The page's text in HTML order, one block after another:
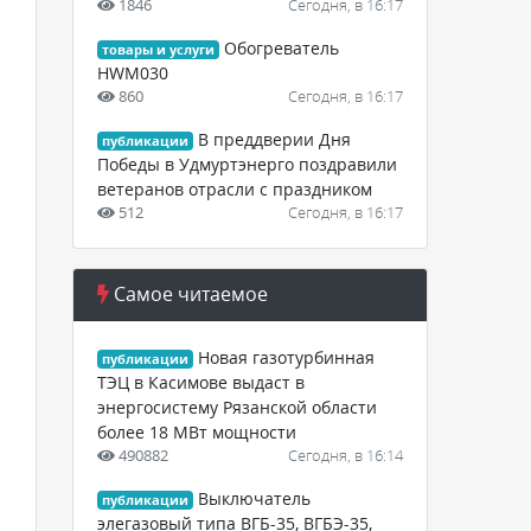
1846 Сегодня, в 16:17
товары и услуги
Обогреватель
HWM030
860 Сегодня, в 16:17
публикации
В преддверии Дня
Победы в Удмуртэнерго поздравили
ветеранов отрасли с праздником
512 Сегодня, в 16:17
Самое читаемое
публикации
Новая газотурбинная
ТЭЦ в Касимове выдаст в
энергосистему Рязанской области
более 18 МВт мощности
490882 Сегодня, в 16:14
публикации
Выключатель
элегазовый типа ВГБ-35, ВГБЭ-35,